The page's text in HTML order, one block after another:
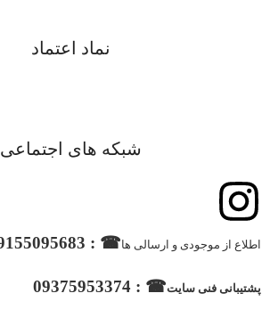
نماد اعتماد
شبکه های اجتماعی
اطلاع از موجودی و ارسالی ها☎ : 09155095683
پشتیبانی فنی سایت☎ : 09375953374